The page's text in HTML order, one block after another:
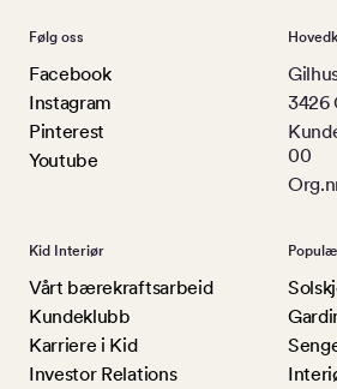
Følg oss
Facebook
Instagram
Pinterest
Youtube
3426
00
Kid Interiør
Vårt bærekraftsarbeid
Kundeklubb
Karriere i Kid
Investor Relations